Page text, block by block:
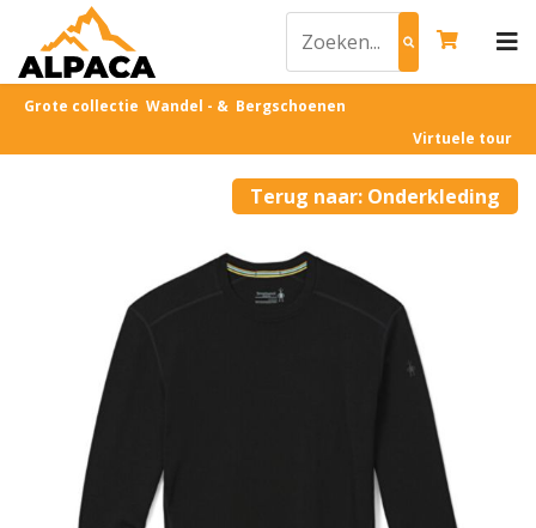
Grote collectie Wandel - & Bergschoenen
Virtuele tour
Terug naar: Onderkleding